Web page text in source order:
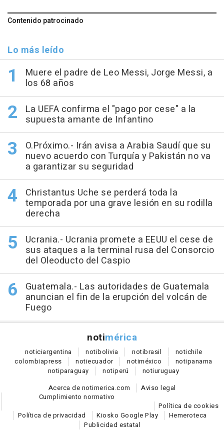
Contenido patrocinado
Lo más leído
Muere el padre de Leo Messi, Jorge Messi, a
los 68 años
La UEFA confirma el "pago por cese" a la
supuesta amante de Infantino
O.Próximo.- Irán avisa a Arabia Saudí que su
nuevo acuerdo con Turquía y Pakistán no va
a garantizar su seguridad
Christantus Uche se perderá toda la
temporada por una grave lesión en su rodilla
derecha
Ucrania.- Ucrania promete a EEUU el cese de
sus ataques a la terminal rusa del Consorcio
del Oleoducto del Caspio
Guatemala.- Las autoridades de Guatemala
anuncian el fin de la erupción del volcán de
Fuego
notimérica
noticiargentina notibolivia notibrasil notichile
colombiapress notiecuador notiméxico notipanama
notiparaguay notiperú notiuruguay
Acerca de notimerica.com
Aviso legal
Cumplimiento normativo
Política de cookies
Política de privacidad
Kiosko Google Play
Hemeroteca
Publicidad estatal